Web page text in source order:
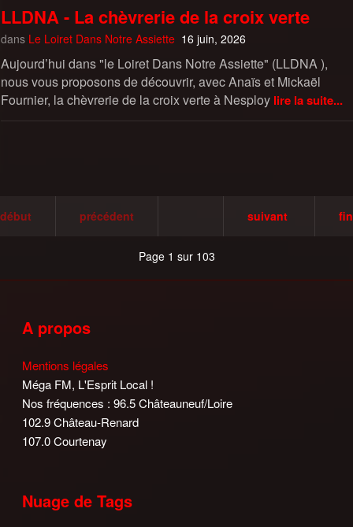
LLDNA - La chèvrerie de la croix verte
dans Le Loiret Dans Notre Assiette 16 juin, 2026
Aujourd’hui dans "le Loiret Dans Notre Assiette" (LLDNA ),
nous vous proposons de découvrir, avec Anaïs et Mickaël
Fournier, la chèvrerie de la croix verte à Nesploy lire la suite...
début précédent suivant fin
Page 1 sur 103
A propos
Mentions légales
Méga FM, L'Esprit Local !
Nos fréquences : 96.5 Châteauneuf/Loire
102.9 Château-Renard
107.0 Courtenay
Nuage de Tags